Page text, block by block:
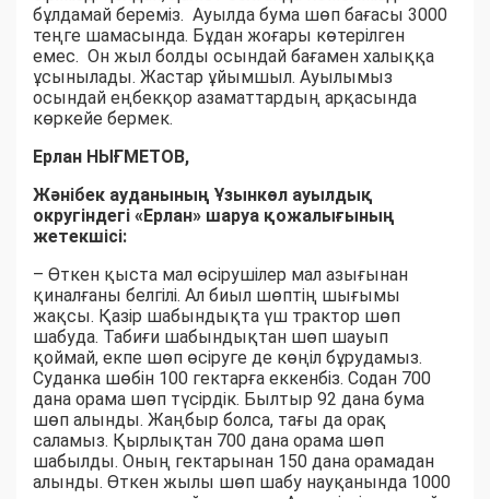
бұлдамай береміз. Ауылда бума шөп бағасы 3000
теңге шамасында. Бұдан жоғары көтерілген
емес. Он жыл болды осындай бағамен халыққа
ұсынылады. Жастар ұйымшыл. Ауылымыз
осындай еңбекқор азаматтардың арқасында
көркейе бермек.
Ерлан НЫҒМЕТОВ,
Жәнібек ауданының Ұзынкөл ауылдық
округіндегі «Ерлан» шаруа қожалығының
жетекшісі:
– Өткен қыста мал өсірушілер мал азығынан
қиналғаны белгілі. Ал биыл шөптің шығымы
жақсы. Қазір шабындықта үш трактор шөп
шабуда. Табиғи шабындықтан шөп шауып
қоймай, екпе шөп өсіруге де көңіл бұрудамыз.
Суданка шөбін 100 гектарға еккенбіз. Содан 700
дана орама шөп түсірдік. Былтыр 92 дана бума
шөп алынды. Жаңбыр болса, тағы да орақ
саламыз. Қырлықтан 700 дана орама шөп
шабылды. Оның гектарынан 150 дана орамадан
алынды. Өткен жылы шөп шабу науқанында 1000